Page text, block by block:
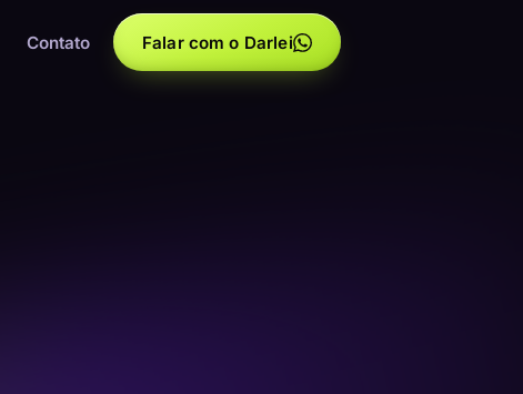
Contato Falar com o Darlei